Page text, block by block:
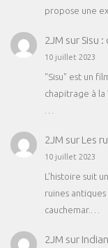
propose une
2JM sur Sisu :
10 juillet 2023
"Sisu" est un
chapitrage à la
2JM sur Les
10 juillet 2023
L'histoire suit
ruines
cauchemar.…
2JM sur